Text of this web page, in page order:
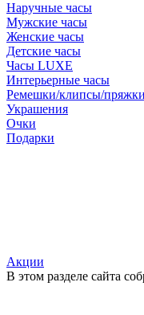
Наручные часы
Мужские часы
Женские часы
Детские часы
Часы LUXE
Интерьерные часы
Ремешки/клипсы/пряжки
Украшения
Очки
Подарки
Акции
В этом разделе сайта